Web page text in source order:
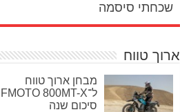
שכחתי סיסמה
ארוך טווח
מבחן ארוך טווח
סיכום שנה